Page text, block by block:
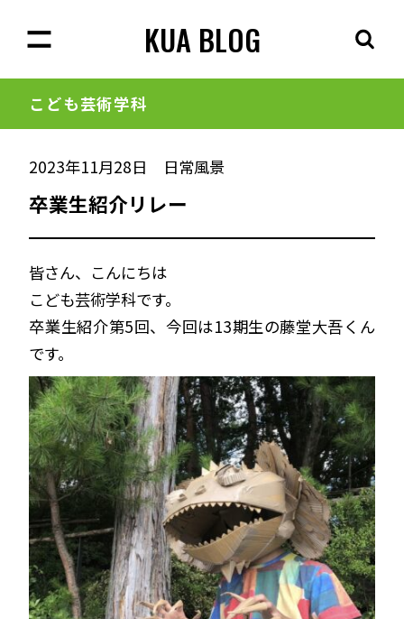
KUA BLOG
こども芸術学科
2023年11月28日 日常風景
卒業生紹介リレー
皆さん、こんにちは
こども芸術学科です。
卒業生紹介第5回、今回は13期生の藤堂大吾くん
です。